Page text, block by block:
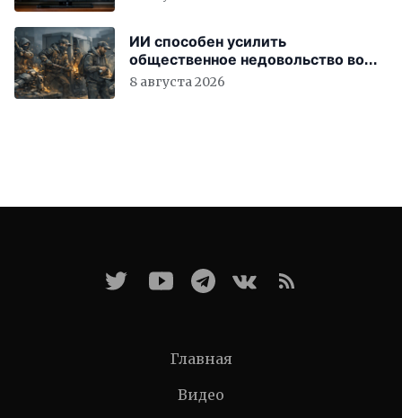
ИИ способен усилить
общественное недовольство во
всём мире
8 августа 2026
Главная
Видео